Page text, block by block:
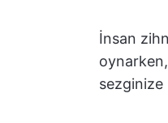
İnsan
sezginize